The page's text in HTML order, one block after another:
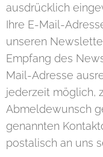
ausdrücklich
Ihre E-Mail-
unseren
Empfang des
Mail-Adresse
jederzeit möglich,
Abmeldewunsch
genannten
postalisch an uns